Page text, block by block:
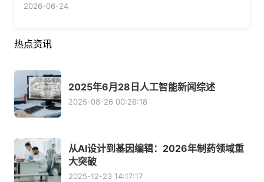
2026-06-24
热点资讯
2025年6月28日人工智能新闻综述
2025-08-26 00:26:18
从AI设计到基因编辑：2026年制药领域重
大突破
2025-12-23 14:17:17